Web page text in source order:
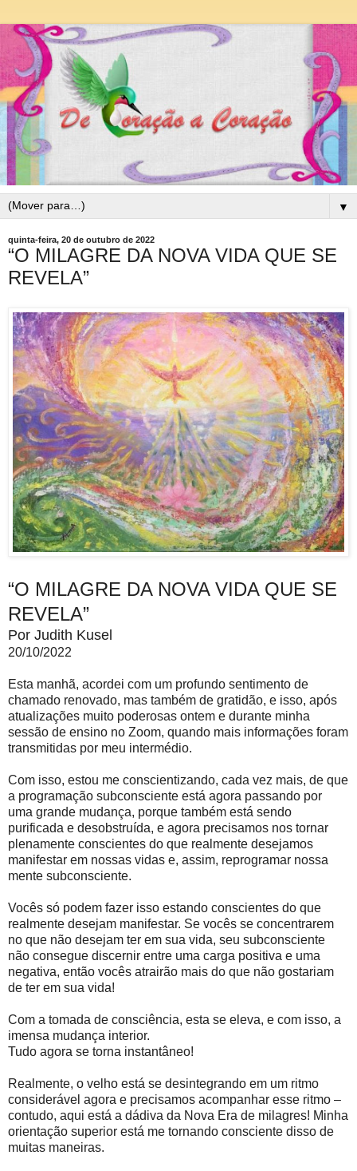
▼
quinta-feira, 20 de outubro de 2022
“O MILAGRE DA NOVA VIDA QUE SE
REVELA”
“O MILAGRE DA NOVA VIDA QUE SE
REVELA”
Por Judith Kusel
20/10/2022
Esta manhã, acordei com um profundo sentimento de
chamado renovado, mas também de gratidão, e isso, após
atualizações muito poderosas ontem e durante minha
sessão de ensino no Zoom, quando mais informações foram
transmitidas por meu intermédio.
Com isso, estou me conscientizando, cada vez mais, de que
a programação subconsciente está agora passando por
uma grande mudança, porque também está sendo
purificada e desobstruída, e agora precisamos nos tornar
plenamente conscientes do que realmente desejamos
manifestar em nossas vidas e, assim, reprogramar nossa
mente subconsciente.
Vocês só podem fazer isso estando conscientes do que
realmente desejam manifestar. Se vocês se concentrarem
no que não desejam ter em sua vida, seu subconsciente
não consegue discernir entre uma carga positiva e uma
negativa, então vocês atrairão mais do que não gostariam
de ter em sua vida!
Com a tomada de consciência, esta se eleva, e com isso, a
imensa mudança interior.
Tudo agora se torna instantâneo!
Realmente, o velho está se desintegrando em um ritmo
considerável agora e precisamos acompanhar esse ritmo –
contudo, aqui está a dádiva da Nova Era de milagres! Minha
orientação superior está me tornando consciente disso de
muitas maneiras.